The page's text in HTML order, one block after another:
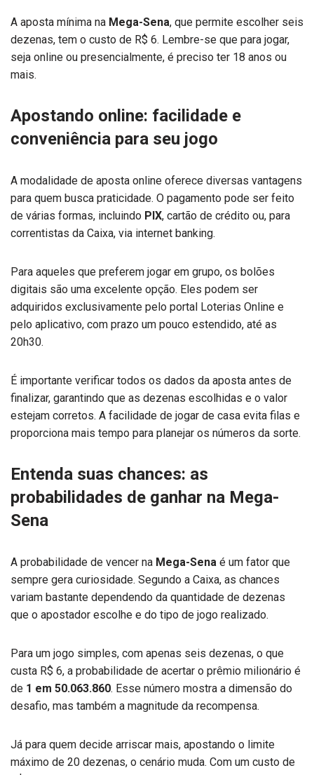
A aposta mínima na Mega-Sena, que permite escolher seis
dezenas, tem o custo de R$ 6. Lembre-se que para jogar,
seja online ou presencialmente, é preciso ter 18 anos ou
mais.
Apostando online: facilidade e
conveniência para seu jogo
A modalidade de aposta online oferece diversas vantagens
para quem busca praticidade. O pagamento pode ser feito
de várias formas, incluindo PIX, cartão de crédito ou, para
correntistas da Caixa, via internet banking.
Para aqueles que preferem jogar em grupo, os bolões
digitais são uma excelente opção. Eles podem ser
adquiridos exclusivamente pelo portal Loterias Online e
pelo aplicativo, com prazo um pouco estendido, até as
20h30.
É importante verificar todos os dados da aposta antes de
finalizar, garantindo que as dezenas escolhidas e o valor
estejam corretos. A facilidade de jogar de casa evita filas e
proporciona mais tempo para planejar os números da sorte.
Entenda suas chances: as
probabilidades de ganhar na Mega-
Sena
A probabilidade de vencer na Mega-Sena é um fator que
sempre gera curiosidade. Segundo a Caixa, as chances
variam bastante dependendo da quantidade de dezenas
que o apostador escolhe e do tipo de jogo realizado.
Para um jogo simples, com apenas seis dezenas, o que
custa R$ 6, a probabilidade de acertar o prêmio milionário é
de 1 em 50.063.860. Esse número mostra a dimensão do
desafio, mas também a magnitude da recompensa.
Já para quem decide arriscar mais, apostando o limite
máximo de 20 dezenas, o cenário muda. Com um custo de